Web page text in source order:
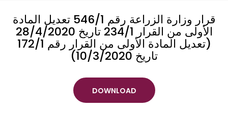
قرار وزارة الزراعة رقم 546/1 تعديل المادة
الأولى من القرار 234/1 تاريخ 28/4/2020
(تعديل المادة الأولى من القرار رقم 172/1
تاريخ 10/3/2020)
DOWNLOAD